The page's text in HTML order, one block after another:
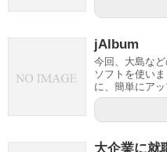
jAlbum
今回、大島な
ソフトを使い
に、簡単にア
大企業に就